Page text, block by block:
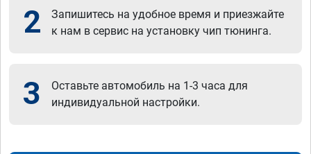
2
Запишитесь на удобное время и приезжайте
к нам в сервис на установку чип тюнинга.
3
Оставьте автомобиль на 1-3 часа для
индивидуальной настройки.